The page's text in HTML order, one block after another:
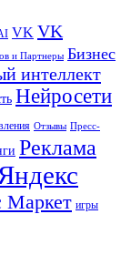
VK VK
и Партнеры Бизнес
интеллект
Нейросети
Отзывы Пресс-
Реклама
Маркет игры